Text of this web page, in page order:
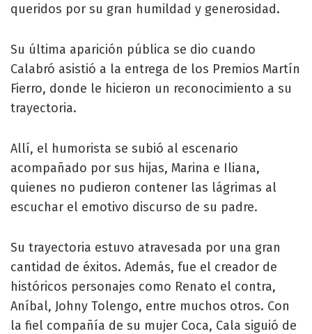
queridos por su gran humildad y generosidad.
Su última aparición pública se dio cuando
Calabró asistió a la entrega de los Premios Martín
Fierro, donde le hicieron un reconocimiento a su
trayectoria.
Allí, el humorista se subió al escenario
acompañado por sus hijas, Marina e Iliana,
quienes no pudieron contener las lágrimas al
escuchar el emotivo discurso de su padre.
Su trayectoria estuvo atravesada por una gran
cantidad de éxitos. Además, fue el creador de
históricos personajes como Renato el contra,
Aníbal, Johny Tolengo, entre muchos otros. Con
la fiel compañía de su mujer Coca, Cala siguió de